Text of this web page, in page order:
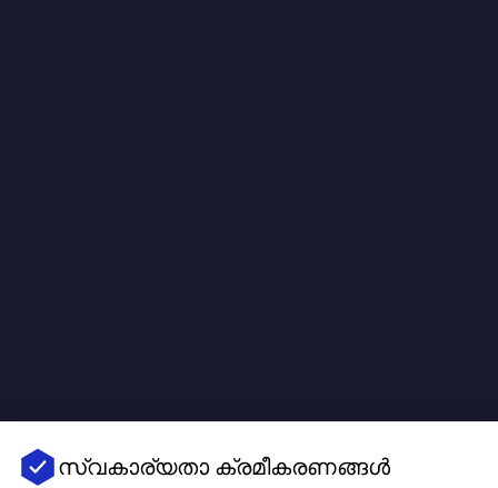
സ്വകാര്യതാ ക്രമീകരണങ്ങൾ